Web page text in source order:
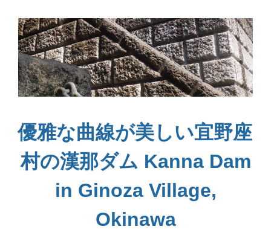
優雅な曲線が美しい宜野座
村の漢那ダム Kanna Dam
in Ginoza Village,
Okinawa